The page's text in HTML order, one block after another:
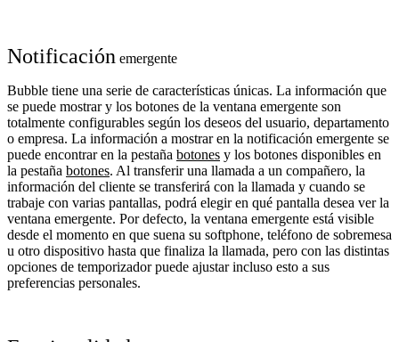
Notificación emergente
Bubble tiene una serie de características únicas. La información que
se puede mostrar y los botones de la ventana emergente son
totalmente configurables según los deseos del usuario, departamento
o empresa. La información a mostrar en la notificación emergente se
puede encontrar en la pestaña botones y los botones disponibles en
la pestaña botones. Al transferir una llamada a un compañero, la
información del cliente se transferirá con la llamada y cuando se
trabaje con varias pantallas, podrá elegir en qué pantalla desea ver la
ventana emergente. Por defecto, la ventana emergente está visible
desde el momento en que suena su softphone, teléfono de sobremesa
u otro dispositivo hasta que finaliza la llamada, pero con las distintas
opciones de temporizador puede ajustar incluso esto a sus
preferencias personales.